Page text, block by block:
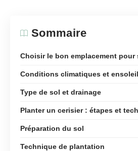
Sommaire
Choisir le bon emplacement pour
Conditions climatiques et
Type de sol et drainage
Planter un cerisier : étapes et
Préparation du sol
Technique de plantation